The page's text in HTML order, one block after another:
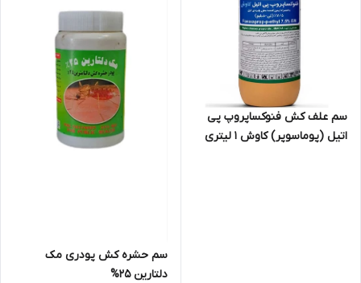
سم علف کش فنوکساپروپ پی
اتیل (پوماسوپر) کاوش 1 لیتری
سم حشره کش پودری مک
دلتارین 25%